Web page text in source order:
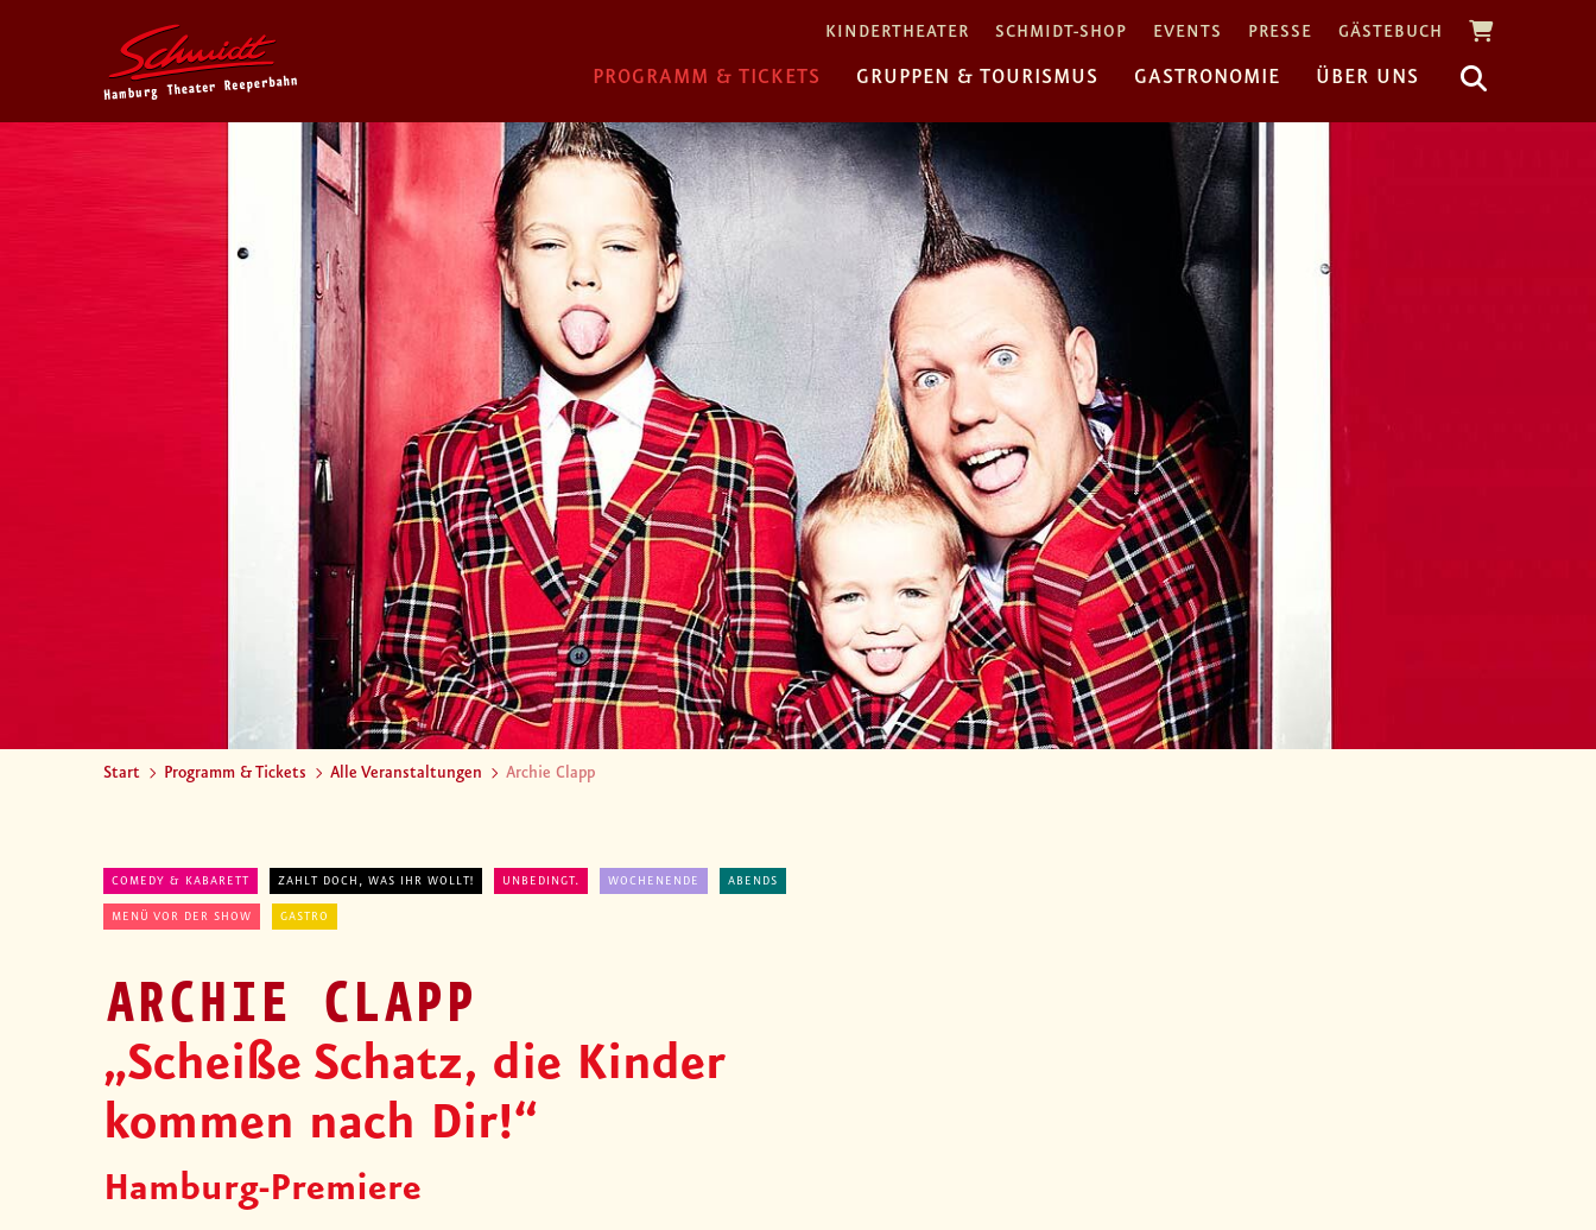
KINDERTHEATER SCHMIDT-SHOP EVENTS PRESSE GÄSTEBUCH
PROGRAMM & TICKETS GRUPPEN & TOURISMUS GASTRONOMIE ÜBER UNS
Start Programm & Tickets Alle Veranstaltungen Archie Clapp
COMEDY & KABARETT ZAHLT DOCH, WAS IHR WOLLT! UNBEDINGT. WOCHENENDE ABENDS
MENÜ VOR DER SHOW GASTRO
ARCHIE CLAPP
„Scheiße Schatz, die Kinder
kommen nach Dir!“
Hamburg-Premiere